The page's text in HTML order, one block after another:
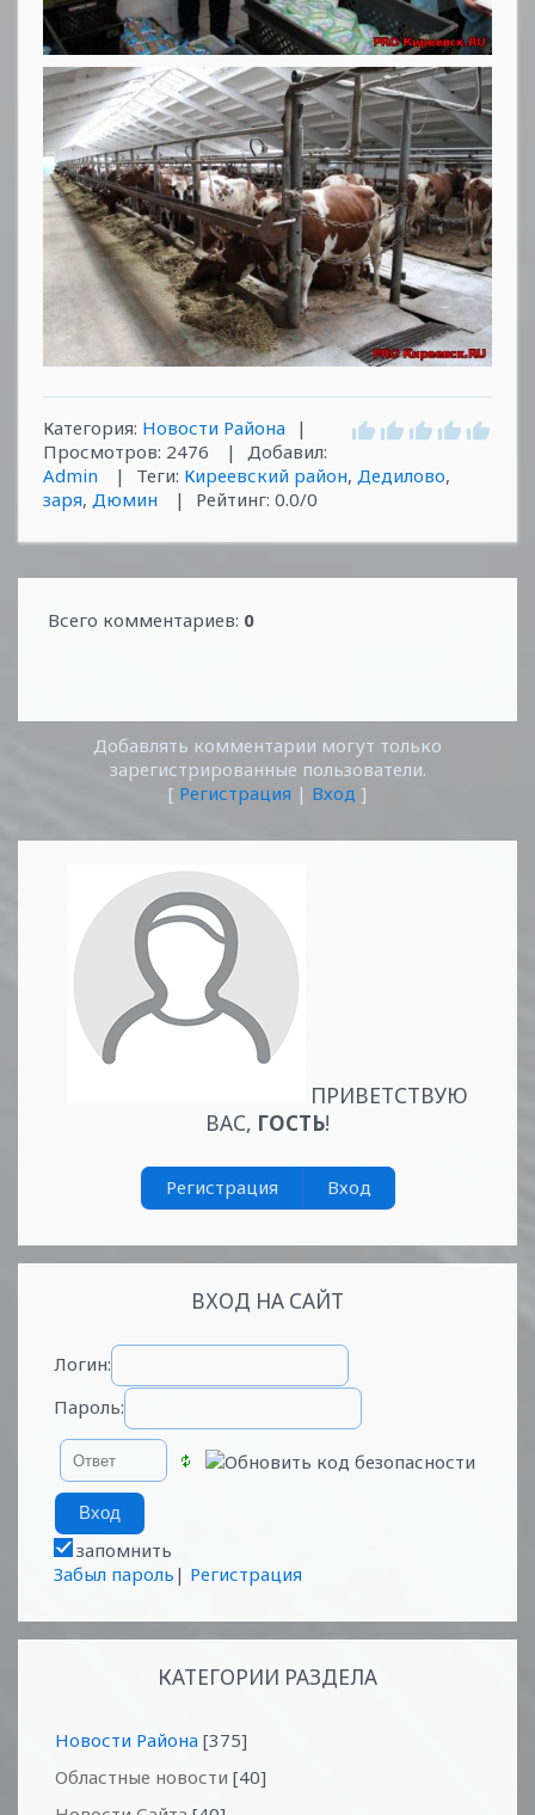
Категория: Новости Района
|
Просмотров: 2476 | Добавил:
Admin
| Теги: Киреевский район, Дедилово,
заря, Дюмин | Рейтинг: 0.0/0
Всего комментариев: 0
Добавлять комментарии могут только
зарегистрированные пользователи.
[ Регистрация | Вход ]
ПРИВЕТСТВУЮ
ВАС, ГОСТЬ!
Регистрация Вход
ВХОД НА САЙТ
Логин:
Пароль:
запомнить
Забыл пароль | Регистрация
КАТЕГОРИИ РАЗДЕЛА
Новости Района [375]
Областные новости [40]